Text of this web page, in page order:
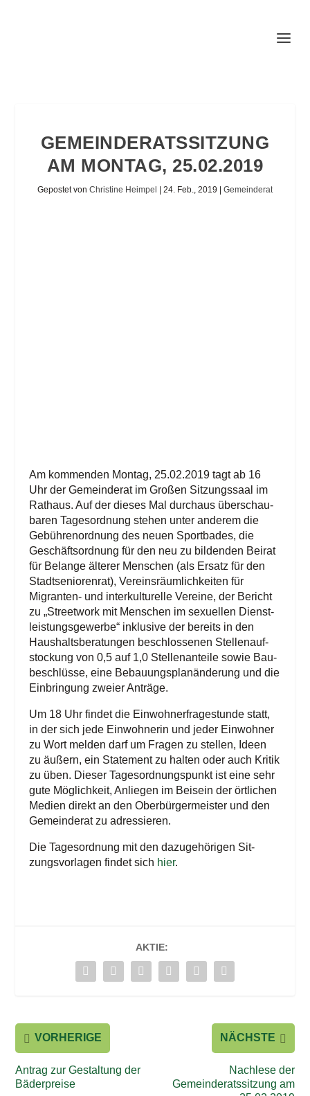
GEMEINDERATSSITZUNG
AM MONTAG, 25.02.2019
Gepostet von Christine Heimpel 24. Feb., 2019 Gemeinderat
Am kom­men­den Mon­tag, 25.02.2019 tagt ab 16
Uhr der Gemein­de­rat im Gro­ßen Sit­zungs­saal im
Rat­haus. Auf der die­ses Mal durch­aus über­schau­
ba­ren Tages­ord­nung ste­hen unter ande­rem die
Gebüh­ren­ord­nung des neu­en Sport­ba­des, die
Geschäfts­ord­nung für den neu zu bil­den­den Bei­rat
für Belan­ge älte­rer Men­schen (als Ersatz für den
Stadt­se­nio­ren­rat), Ver­eins­räum­lich­kei­ten für
Migran­ten- und inter­kul­tu­rel­le Ver­ei­ne, der Bericht
zu „Street­work mit Men­schen im sexu­el­len Dienst­
leis­tungs­ge­wer­be“ inklu­si­ve der bereits in den
Haus­halts­be­ra­tun­gen beschlos­se­nen Stel­len­auf­
sto­ckung von 0,5 auf 1,0 Stel­len­an­tei­le sowie Bau­
be­schlüs­se, eine Bebau­ungs­plan­än­de­rung und die
Ein­brin­gung zwei­er Anträge.
Um 18 Uhr fin­det die Ein­woh­ner­fra­ge­stun­de statt,
in der sich jede Ein­woh­ne­rin und jeder Ein­woh­ner
zu Wort mel­den darf um Fra­gen zu stel­len, Ideen
zu äußern, ein State­ment zu hal­ten oder auch Kri­tik
zu üben. Die­ser Tages­ord­nungs­punkt ist eine sehr
gute Mög­lich­keit, Anlie­gen im Bei­sein der ört­li­chen
Medi­en direkt an den Ober­bür­ger­meis­ter und den
Gemein­de­rat zu adressieren.
Die Tages­ord­nung mit den dazu­ge­hö­ri­gen Sit­
zungs­vor­la­gen fin­det sich hier.
AKTIE:
VORHERIGE
Antrag zur Gestaltung der
Bäderpreise
NÄCHSTE
Nachlese der
Gemeinderatssitzung am